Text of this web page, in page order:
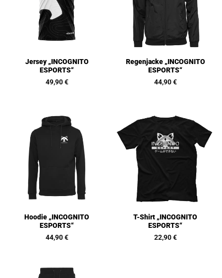
Jersey „INCOGNITO
ESPORTS“
49,90€
Regenjacke „INCOGNITO
ESPORTS“
44,90€
Hoodie „INCOGNITO
ESPORTS“
44,90€
T-Shirt „INCOGNITO
ESPORTS“
22,90€